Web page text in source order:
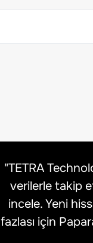
"TETRA
verilerle takip
incele. Yeni
fazlası için